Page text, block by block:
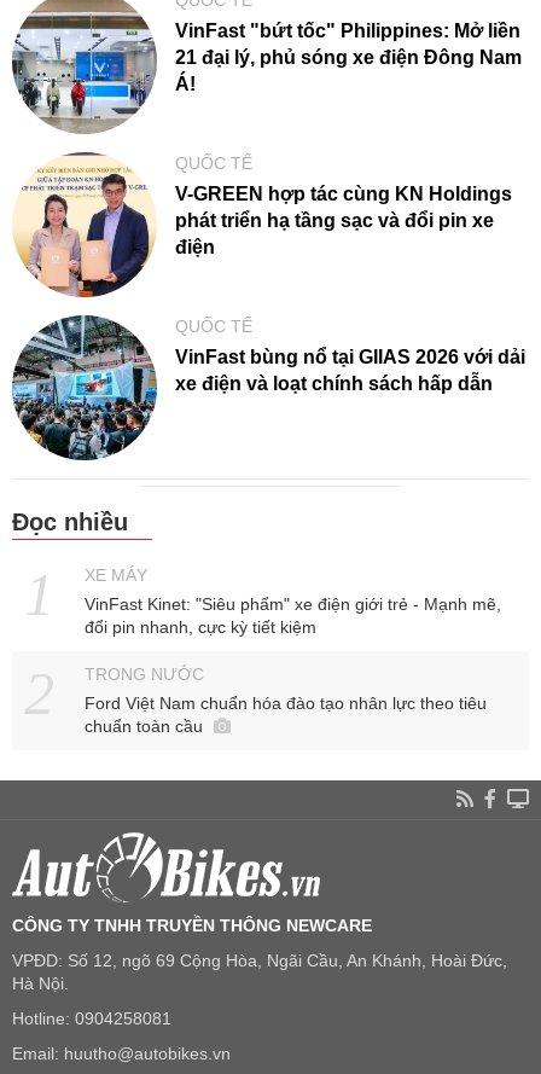
VinFast "bứt tốc" Philippines: Mở liền
21 đại lý, phủ sóng xe điện Đông Nam
Á!
QUỐC TẾ
V-GREEN hợp tác cùng KN Holdings
phát triển hạ tầng sạc và đổi pin xe
điện
QUỐC TẾ
VinFast bùng nổ tại GIIAS 2026 với dải
xe điện và loạt chính sách hấp dẫn
Đọc nhiều
XE MÁY
VinFast Kinet: "Siêu phẩm" xe điện giới trẻ - Mạnh mẽ,
đổi pin nhanh, cực kỳ tiết kiệm
TRONG NƯỚC
Ford Việt Nam chuẩn hóa đào tạo nhân lực theo tiêu
chuẩn toàn cầu
CÔNG TY TNHH TRUYỀN THÔNG NEWCARE
VPĐD: Số 12, ngõ 69 Cộng Hòa, Ngãi Cầu, An Khánh, Hoài Đức,
Hà Nội.
Hotline: 0904258081
Email: huutho@autobikes.vn